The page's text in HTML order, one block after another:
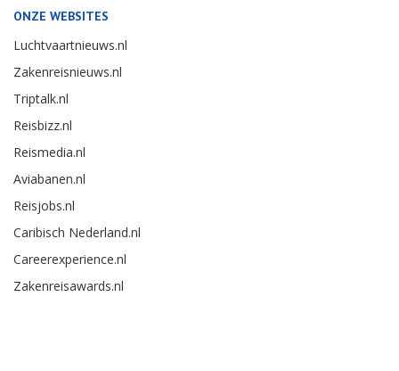
ONZE WEBSITES
Luchtvaartnieuws.nl
Zakenreisnieuws.nl
Triptalk.nl
Reisbizz.nl
Reismedia.nl
Aviabanen.nl
Reisjobs.nl
Caribisch Nederland.nl
Careerexperience.nl
Zakenreisawards.nl